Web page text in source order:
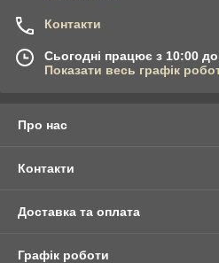
Контакти
Сьогодні працює з 10:00
Показати весь графік
Про нас
Контакти
Доставка та оплата
Графік роботи